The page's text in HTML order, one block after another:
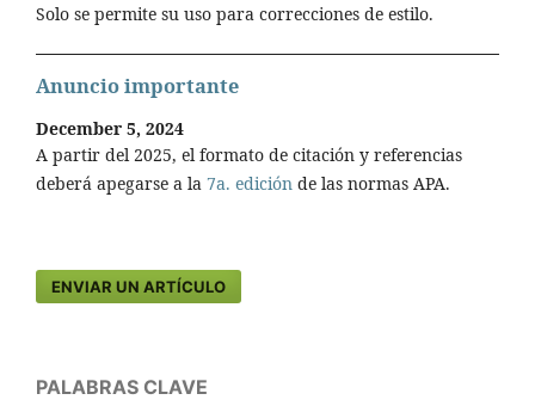
Solo se permite su uso para correcciones de estilo.
Anuncio importante
December 5, 2024
A partir del 2025, el formato de citación y referencias
deberá apegarse a la 7a. edición de las normas APA.
ENVIAR UN ARTÍCULO
PALABRAS CLAVE